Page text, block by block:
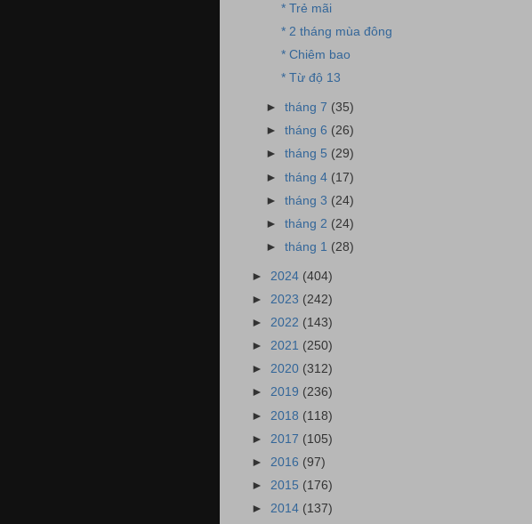
* Trẻ mãi
* 2 tháng mùa đông
* Chiêm bao
* Từ độ 13
►tháng 7 (35)
►tháng 6 (26)
►tháng 5 (29)
►tháng 4 (17)
►tháng 3 (24)
►tháng 2 (24)
►tháng 1 (28)
► 2024 (404)
► 2023 (242)
► 2022 (143)
► 2021 (250)
► 2020 (312)
► 2019 (236)
► 2018 (118)
► 2017 (105)
► 2016 (97)
► 2015 (176)
► 2014 (137)